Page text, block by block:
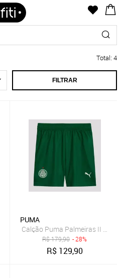
Total: 4
FILTRAR
Juvenil
PUMA
Calção Puma Palmeiras II 2025
R$179,90 - 28%
R$ 129,90